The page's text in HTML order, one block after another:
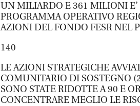
UN MILIARDO E 361 MILIONI E’
PROGRAMMA OPERATIVO
AZIONI DEL FONDO FESR NEL
140
LE AZIONI STRATEGICHE
COMUNITARIO DI SOSTEGNO
SONO STATE RIDOTTE A 90 E
CONCENTRARE MEGLIO LE